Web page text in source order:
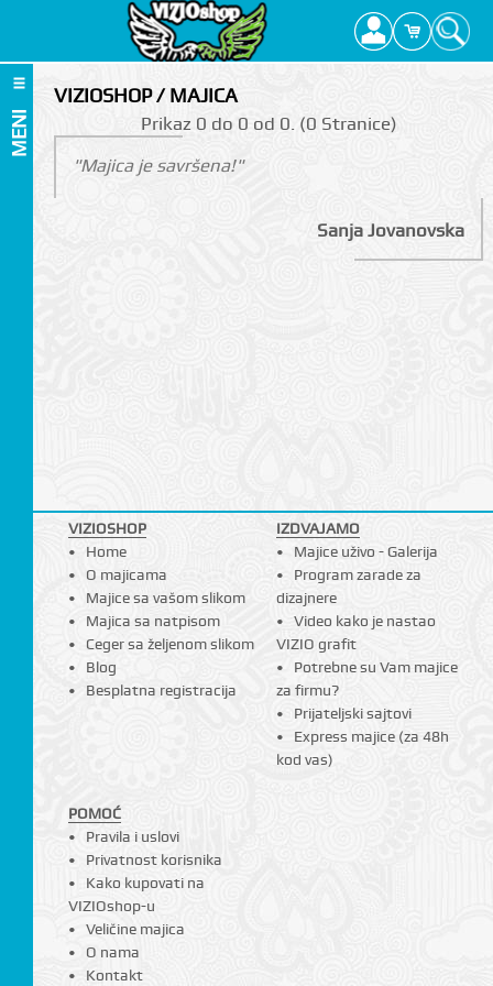
MENI
VIZIOSHOP / MAJICA
Prikаz 0 do 0 оd 0. (0 Strаnicе)
"Majica je savršena!"
Sanja Jovanovska
VIZIOSHOP
Home
O majicama
Majice sa vašom slikom
Majica sa natpisom
Ceger sa željenom slikom
Blog
Besplatna registracija
IZDVAJAMO
Majice uživo - Galerija
Program zarade za
dizajnere
Video kako je nastao
VIZIO grafit
Potrebne su Vam majice
za firmu?
Prijateljski sajtovi
Express majice (za 48h
kod vas)
POMOĆ
Pravila i uslovi
Privatnost korisnika
Kako kupovati na
VIZIOshop-u
Veličine majica
O nama
Kontakt